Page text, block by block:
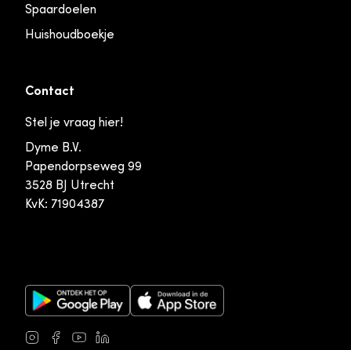
Spaardoelen
Huishoudboekje
Contact
Stel je vraag hier!
Dyme B.V.
Papendorpseweg 99
3528 BJ Utrecht
KvK: 71904387
Google Play Store Apple App Store
Instagram
Facebook
YoutubeLinkedIn